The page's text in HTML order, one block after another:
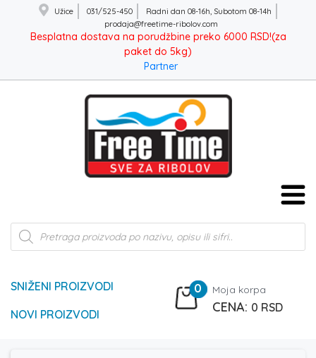
Užice 031/525-450
Radni dan 08-16h, Subotom 08-14h
prodaja@freetime-ribolov.com
Besplatna dostava na porudžbine preko 6000 RSD!(za
paket do 5kg)
Partner
Products
search
SNIŽENI PROIZVODI
NOVI PROIZVODI
0 Moja korpa
0 RSD